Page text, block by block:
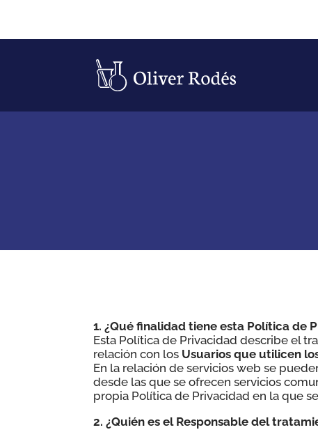
1. ¿Qué finalidad tiene esta Política de
Esta Política de Privacidad describe el
relación con los Usuarios que utilicen
En la relación de servicios web se
desde las que se ofrecen servicios
propia Política de Privacidad en la que
2. ¿Quién es el Responsable del